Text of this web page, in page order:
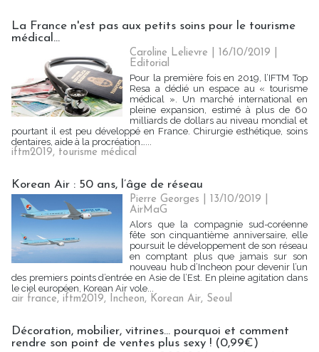
La France n'est pas aux petits soins pour le tourisme
médical...
Caroline Lelievre | 16/10/2019
Editorial
Pour la première fois en 2019, l’IFTM Top
Resa a dédié un espace au « tourisme
médical ». Un marché international en
pleine expansion, estimé à plus de 60
milliards de dollars au niveau mondial et
pourtant il est peu développé en France. Chirurgie esthétique, soins
dentaires, aide à la procréation…...
iftm2019, tourisme médical
Korean Air : 50 ans, l’âge de réseau
Pierre Georges | 13/10/2019
AirMaG
Alors que la compagnie sud-coréenne
fête son cinquantième anniversaire, elle
poursuit le développement de son réseau
en comptant plus que jamais sur son
nouveau hub d’Incheon pour devenir l’un
des premiers points d’entrée en Asie de l’Est. En pleine agitation dans
le ciel européen, Korean Air vole...
air france, iftm2019, Incheon, Korean Air, Seoul
Décoration, mobilier, vitrines... pourquoi et comment
rendre son point de ventes plus sexy ! (0,99€)